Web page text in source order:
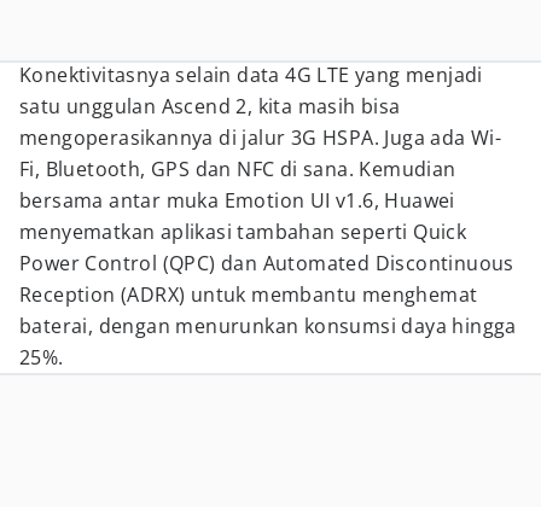
Konektivitasnya selain data 4G LTE yang menjadi
satu unggulan Ascend 2, kita masih bisa
mengoperasikannya di jalur 3G HSPA. Juga ada Wi-
Fi, Bluetooth, GPS dan NFC di sana. Kemudian
bersama antar muka Emotion UI v1.6, Huawei
menyematkan aplikasi tambahan seperti Quick
Power Control (QPC) dan Automated Discontinuous
Reception (ADRX) untuk membantu menghemat
baterai, dengan menurunkan konsumsi daya hingga
25%.